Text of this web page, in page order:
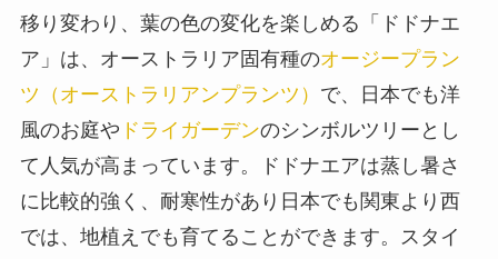
移り変わり、葉の色の変化を楽しめる「ドドナエ
ア」は、オーストラリア固有種のオージープラン
ツ（オーストラリアンプランツ） で、日本でも洋
風のお庭や ドライガーデンのシンボルツリーとし
て人気が高まっています。ドドナエアは蒸し暑さ
に比較的強く、耐寒性があり日本でも関東より西
では、地植えでも育てることができます。スタイ